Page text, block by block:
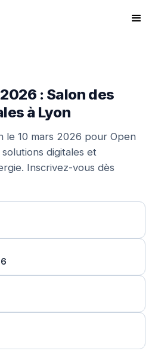
: Salon des
à Lyon
le 10 mars 2026 pour Open
digitales et
Inscrivez-vous dès